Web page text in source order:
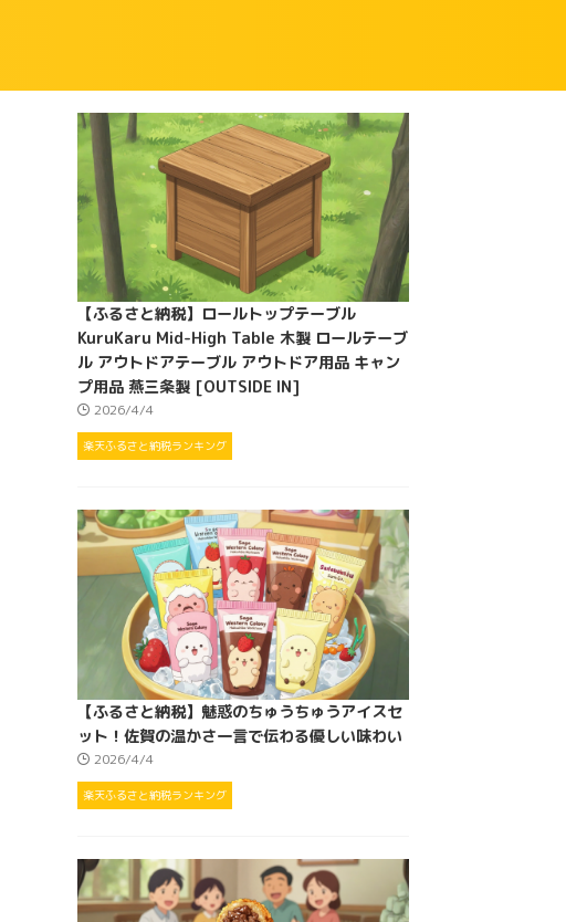
【ふるさと納税】ロールトップテーブル
KuruKaru Mid-High Table 木製 ロールテーブ
ル アウトドアテーブル アウトドア用品 キャン
プ用品 燕三条製 [OUTSIDE IN]
2026/4/4
楽天ふるさと納税ランキング
【ふるさと納税】魅惑のちゅうちゅうアイスセ
ット！佐賀の温かさ一言で伝わる優しい味わい
2026/4/4
楽天ふるさと納税ランキング